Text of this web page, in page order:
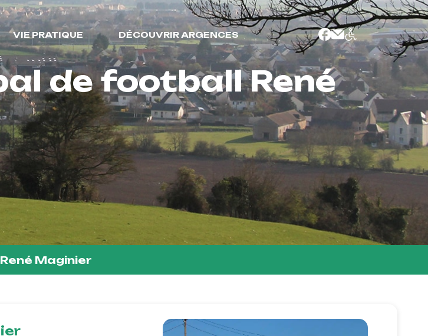
VIE PRATIQUE DÉCOUVRIR ARGENCES
de football René
Maginier